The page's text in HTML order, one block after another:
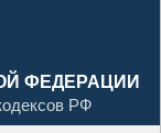
ФЕДЕРАЦИИ
РФ